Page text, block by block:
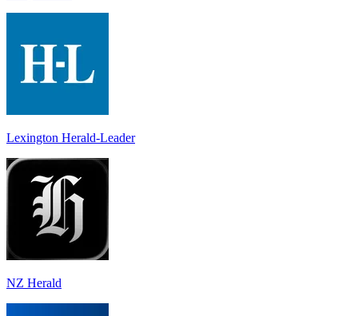
Lexington Herald-Leader
NZ Herald